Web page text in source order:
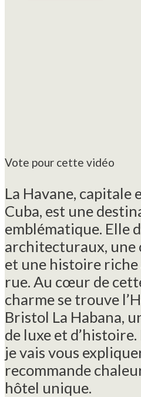
Vote pour cette vidéo
La Havane, capitale
Cuba, est une
emblématique. Elle
architecturaux,
et une histoire riche
rue. Au cœur de
charme se trouve
Bristol La Habana,
de luxe et
je vais vous
recommande
hôtel unique.